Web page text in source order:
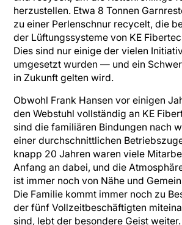
herzustellen. Etwa 8 Tonnen
zu einer Perlenschnur recycelt, die
der Lüftungssysteme von KE
Dies sind nur einige der vielen
umgesetzt wurden — und ein
in Zukunft gelten wird.
Obwohl Frank Hansen vor einigen
den Webstuhl vollständig an KE
sind die familiären Bindungen nach
einer durchschnittlichen
knapp 20 Jahren waren viele
Anfang an dabei, und die
ist immer noch von Nähe und
Die Familie kommt immer noch zu
der fünf Vollzeitbeschäftigten
sind, lebt der besondere Geist weiter.